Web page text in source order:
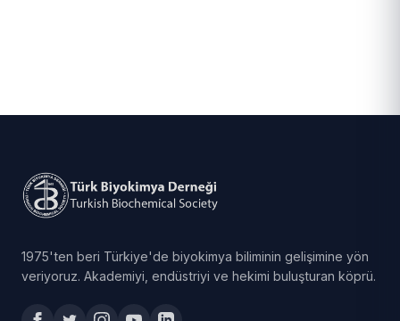
1975'ten beri Türkiye'de biyokimya biliminin gelişimine yön
veriyoruz. Akademiyi, endüstriyi ve hekimi buluşturan köprü.